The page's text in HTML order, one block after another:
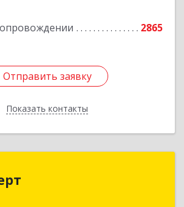
2865
Отправить заявку
Показать контакты
Отправить заявку
Назад
обл, Тула г, Болдина ул, дом №